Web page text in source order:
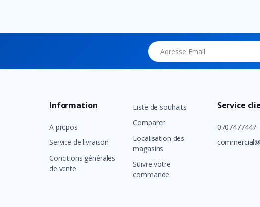
Adresse Email
Information
A propos
Service de livraison
Conditions générales
de vente
Liste de souhaits
Comparer
Localisation des
magasins
Suivre votre
commande
Service
0707477447